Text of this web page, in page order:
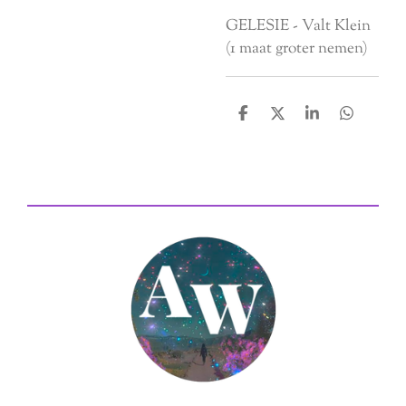
GELESIE - Valt Klein
(1 maat groter nemen)
D
D
S
D